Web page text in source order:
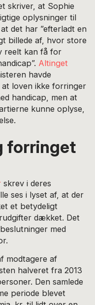
skriver, at Sophie
oplysninger til
det har ”efterladt en
billede af, hvor store
reelt kan få for
Altinget
havde
loven ikke forringer
handicap, men at
kunne oplyse,
forringet
skrev i deres
ses i lyset af, at der
et betydeligt
dækket. Det
med
modtagere af
halveret fra 2013
Den samlede
periode blevet